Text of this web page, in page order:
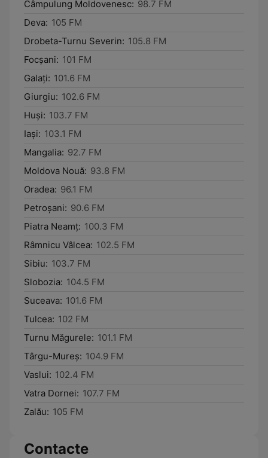
Câmpulung Moldovenesc: 98.7 FM
Deva: 105 FM
Drobeta-Turnu Severin: 105.8 FM
Focşani: 101 FM
Galaţi: 101.6 FM
Giurgiu: 102.6 FM
Huşi: 103.7 FM
Iaşi: 103.1 FM
Mangalia: 92.7 FM
Moldova Nouă: 93.8 FM
Oradea: 96.1 FM
Petroşani: 90.6 FM
Piatra Neamţ: 100.3 FM
Râmnicu Vâlcea: 102.5 FM
Sibiu: 103.7 FM
Slobozia: 104.5 FM
Suceava: 101.6 FM
Tulcea: 102 FM
Turnu Măgurele: 101.1 FM
Târgu-Mureş: 104.9 FM
Vaslui: 102.4 FM
Vatra Dornei: 107.7 FM
Zalău: 105 FM
Contacte